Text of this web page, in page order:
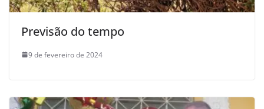
Previsão do tempo
9 de fevereiro de 2024